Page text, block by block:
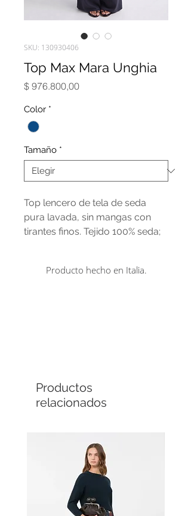
SKU: 130930406
Top Max Mara Unghia
$ 976.800,00Precio
Color *
Tamaño *
Top lencero de tela de seda
pura lavada, sin mangas con
tirantes finos. Tejido 100% seda;
Producto hecho en Italia.
Productos
relacionados